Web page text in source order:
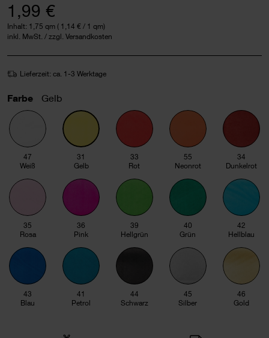
1,99 €
Inhalt: 1,75 qm ( 1,14 € / 1 qm)
inkl. MwSt. / zzgl. Versandkosten
Lieferzeit: ca. 1-3 Werktage
Farbe Gelb
47
Weiß
31
Gelb
33
Rot
55
Neonrot
34
Dunkelrot
35
Rosa
36
Pink
39
Hellgrün
40
Grün
42
Hellblau
43
Blau
41
Petrol
44
Schwarz
45
Silber
46
Gold